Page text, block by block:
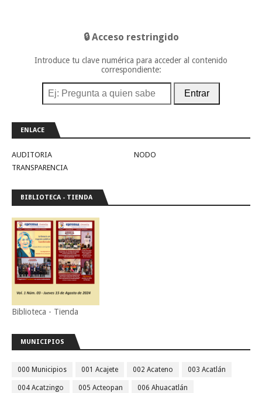
🔒 Acceso restringido
Introduce tu clave numérica para acceder al contenido
correspondiente:
Entrar
ENLACE
AUDITORIA
NODO
TRANSPARENCIA
BIBLIOTECA - TIENDA
Biblioteca - Tienda
MUNICIPIOS
000 Municipios 001 Acajete 002 Acateno 003 Acatlán
004 Acatzingo 005 Acteopan 006 Ahuacatlán